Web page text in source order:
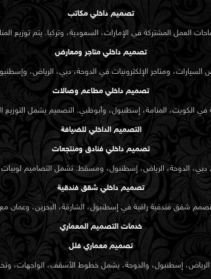
تصميم داخلي مكاتب
العمل المشتركة في الإمارات، السعودية، وتركيا. يتم توزيع
تصميم داخلي متاجر ومعارض
ومتاجر الإلكترونيات في الدوحة، دبي، الرياض،
تصميم داخلي مطاعم وصالات
المنامة، إسطنبول، وأبوظبي. التصميم يشمل التوزيع
التصميم الداخلي للضيافة
تصميم داخلي فنادق ومنتجعات
الدوحة، الرياض، إسطنبول، ومسقط. تشمل التصاميم لوبيات
تصميم داخلي شقق فندقية
نصمم شقق فندقية راقية في إسطنبول، الشارقة، البحرين، وعمان
خدمات التصميم المعماري
تصميم معماري فلل
إسطنبول، والدوحة، يشمل خطوط الأسقف، الواجهات،